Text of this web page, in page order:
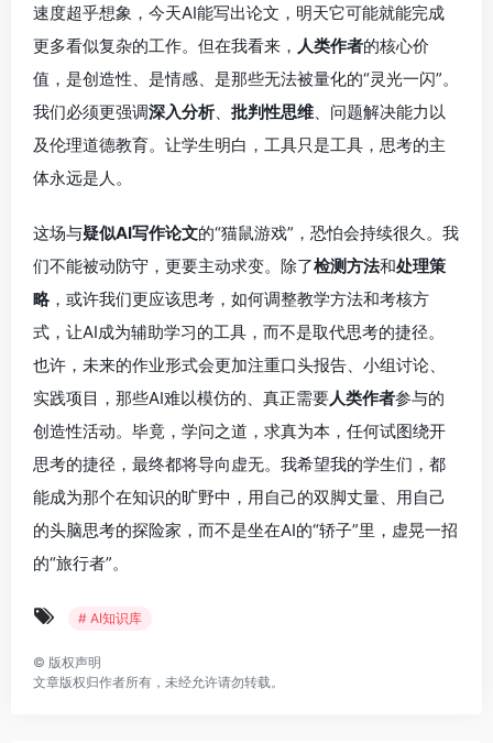
速度超乎想象，今天AI能写出论文，明天它可能就能完成
更多看似复杂的工作。但在我看来， 人类作者的核心价
值，是创造性、是情感、是那些无法被量化的“灵光一闪”。
我们必须更强调深入分析、 批判性思维 、问题解决能力以
及伦理道德教育。让学生明白，工具只是工具，思考的主
体永远是人。
这场与疑似AI写作论文的“猫鼠游戏”，恐怕会持续很久。我
们不能被动防守，更要主动求变。除了检测方法和处理策
略 ，或许我们更应该思考，如何调整教学方法和考核方
式，让AI成为辅助学习的工具，而不是取代思考的捷径。
也许，未来的作业形式会更加注重口头报告、小组讨论、
实践项目，那些AI难以模仿的、真正需要人类作者参与的
创造性活动。毕竟，学问之道，求真为本，任何试图绕开
思考的捷径，最终都将导向虚无。我希望我的学生们，都
能成为那个在知识的旷野中，用自己的双脚丈量、用自己
的头脑思考的探险家，而不是坐在AI的“轿子”里，虚晃一招
的“旅行者”。
# AI知识库
© 版权声明
文章版权归作者所有，未经允许请勿转载。